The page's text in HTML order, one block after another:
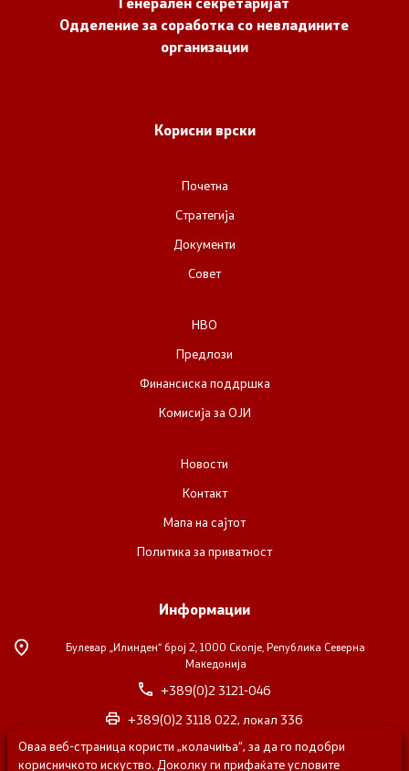
Одделение за соработка со невладините
организации
Корисни врски
Почетна
Стратегија
Документи
Совет
НВО
Предлози
Финансиска поддршка
Комисија за ОЈИ
Новости
Контакт
Мапа на сајтот
Политика за приватност
Информации
Булевар „Илинден“ број 2, 1000 Скопје, Република Северна
Македонија
+389(0)2 3121-046
+389(0)2 3118 022, локал 336
nvosorabotka@gs.gov.mk
Оваа веб-страница користи „колачиња“, за да го подобри
корисничкото искуство. Доколку ги прифаќате условите